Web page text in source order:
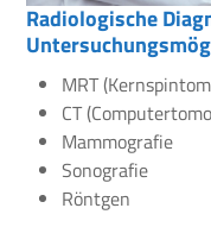
Radiologische
MRT
CT
Mammografie
Sonografie
Röntgen